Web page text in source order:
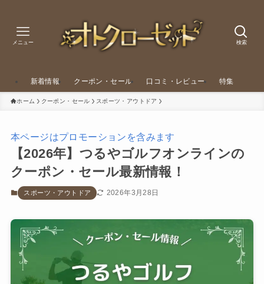
検索
メニュー
新着情報 クーポン・セール 口コミ・レビュー 特集
ホーム クーポン・セール スポーツ・アウトドア
本ページはプロモーションを含みます
【2026年】つるやゴルフオンラインの
クーポン・セール最新情報！
スポーツ・アウトドア 2026年3月28日